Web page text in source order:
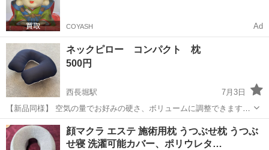
COYASH Ad
ネックピロー コンパクト 枕
500円
西長堀駅
7月3日
【新品同様】 空気の量でお好みの硬さ、ボリュームに調整できます。
柔らかな肌触り。 空気を抜いてコンパクトに持ち運べます。 最大横
幅 約37 最大奥行 約27 最大厚 約10cm リビング 乗り物 キャン
プ アウト...
大阪 大阪市 西長堀駅 寝具 空気
顔マクラ エステ 施術用枕 うつぶせ枕 うつぶ
せ寝 洗濯可能カバー、ポリウレタ…